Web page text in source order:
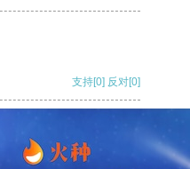
支持[0] 反对[0]